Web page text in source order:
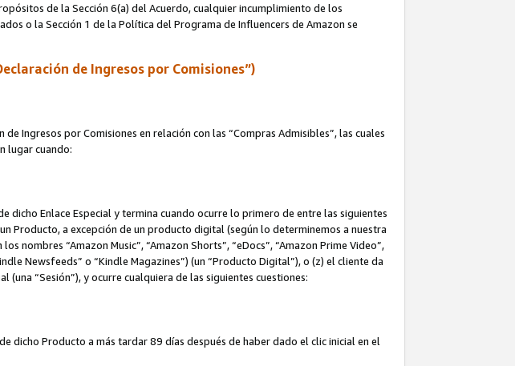
de la Sección 6(a) del Acuerdo, cualquier incumplimiento de los
o la Sección 1 de la Política del Programa de Influencers de Amazon se
de Ingresos por Comisiones”)
Ingresos por Comisiones en relación con las “Compras Admisibles”, las cuales
lugar cuando:
dicho Enlace Especial y termina cuando ocurre lo primero de entre las siguientes
Producto, a excepción de un producto digital (según lo determinemos a nuestra
“Amazon Music”, “Amazon Shorts”, “eDocs”, “Amazon Prime Video”,
Newsfeeds” o “Kindle Magazines”) (un “Producto Digital”), o (z) el cliente da
(una “Sesión”), y ocurre cualquiera de las siguientes cuestiones:
Producto a más tardar 89 días después de haber dado el clic inicial en el